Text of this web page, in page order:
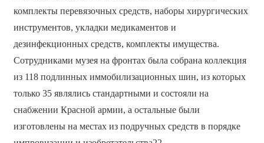
комплекты перевязочных средств, наборы хирургических
инструментов, укладки медикаментов и
дезинфекционных средств, комплекты имущества.
Сотрудниками музея на фронтах была собрана коллекция
из 118 подлинных иммобилизационных шин, из которых
только 35 являлись стандартными и состояли на
снабжении Красной армии, а остальные были
изготовлены на местах из подручных средств в порядке